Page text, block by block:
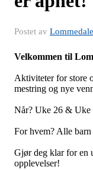
Postet av
Velkommen til
Aktiviteter for store
mestring og nye
Når? Uke 26 & Uke
For hvem? Alle
Gjør deg klar for en
opplevelser!